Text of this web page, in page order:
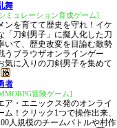
舞
ミュレーション育成ゲーム]
ンを育てて歴史を守れ！イケ
「刀剣男子」に擬人化した刀
いて、歴史改変を目論む敵勢
うブラウザオンラインゲー
気に入りの刀剣男子を集めて
者
冒険ゲーム]
ア・エニックス発のオンライ
ム！クリック1つで操作出来、
人規模のチームバトルや村作